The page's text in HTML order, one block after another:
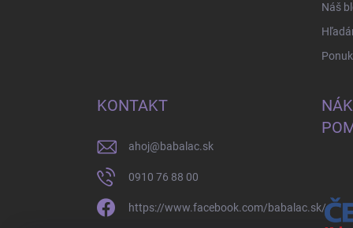
Náš
KONTAKT
ahoj@babalac.sk
0910 76 88 00
https://www.facebook.com/babalac.sk/